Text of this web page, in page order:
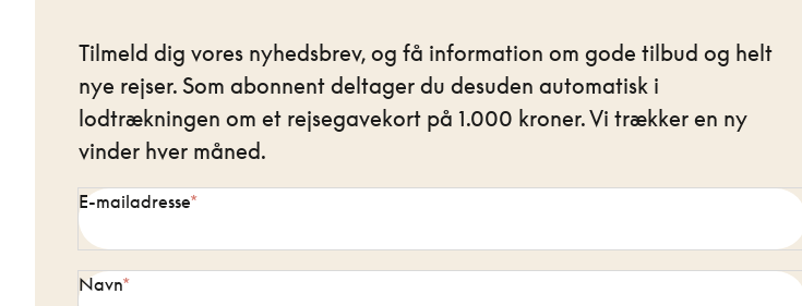
Tilmeld dig vores nyhedsbrev, og få information om gode tilbud og helt
nye rejser. Som abonnent deltager du desuden automatisk i
lodtrækningen om et rejsegavekort på 1.000 kroner. Vi trækker en ny
vinder hver måned.
E-mailadresse
Navn